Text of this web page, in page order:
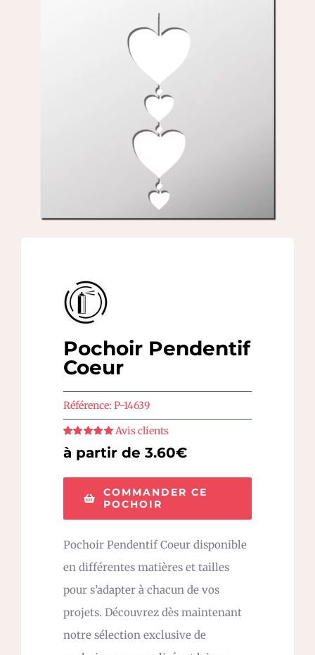
Pochoir Pendentif
Coeur
Référence: P-14639
Note sur 5
Avis clients
à partir de 3.60€
COMMANDER CE
POCHOIR
Pochoir Pendentif Coeur disponible
en différentes matières et tailles
pour s’adapter à chacun de vos
projets. Découvrez dès maintenant
notre sélection exclusive de